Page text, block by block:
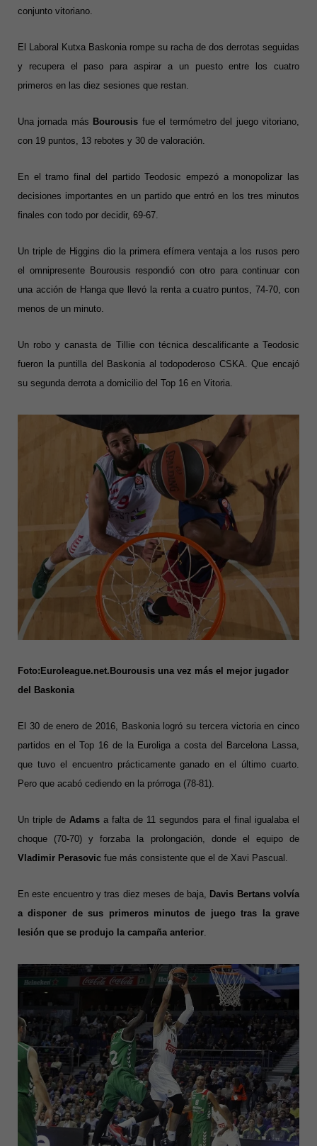
conjunto vitoriano.
El Laboral Kutxa Baskonia rompe su racha de dos derrotas seguidas
y recupera el paso para aspirar a un puesto entre los cuatro
primeros en las diez sesiones que restan.
Una jornada más Bourousis fue el termómetro del juego vitoriano,
con 19 puntos, 13 rebotes y 30 de valoración.
En el tramo final del partido Teodosic empezó a monopolizar las
decisiones importantes en un partido que entró en los tres minutos
finales con todo por decidir, 69-67.
Un triple de Higgins dio la primera efímera ventaja a los rusos pero
el omnipresente Bourousis respondió con otro para continuar con
una acción de Hanga que llevó la renta a cuatro puntos, 74-70, con
menos de un minuto.
Un robo y canasta de Tillie con técnica descalificante a Teodosic
fueron la puntilla del Baskonia al todopoderoso CSKA. Que encajó
su segunda derrota a domicilio del Top 16 en Vitoria.
Foto:Euroleague.net.Bourousis una vez más el mejor jugador
del Baskonia
El 30 de enero de 2016, Baskonia logró su tercera victoria en cinco
partidos en el Top 16 de la Euroliga a costa del Barcelona Lassa,
que tuvo el encuentro prácticamente ganado en el último cuarto.
Pero que acabó cediendo en la prórroga (78-81).
Un triple de Adams a falta de 11 segundos para el final igualaba el
choque (70-70) y forzaba la prolongación, donde el equipo de
Vladimir Perasovic fue más consistente que el de Xavi Pascual.
En este encuentro y tras diez meses de baja,
Davis Bertans volvía
a disponer de sus primeros minutos de juego tras la grave
lesión que se produjo la campaña anterior